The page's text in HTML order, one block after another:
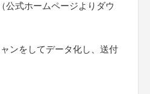
公式ホームページよりダウ
ンをしてデータ化し、送付